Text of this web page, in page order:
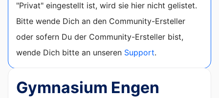
"Privat" eingestellt ist, wird sie hier nicht gelistet.
Bitte wende Dich an den Community-Ersteller
oder sofern Du der Community-Ersteller bist,
wende Dich bitte an unseren Support.
Gymnasium Engen